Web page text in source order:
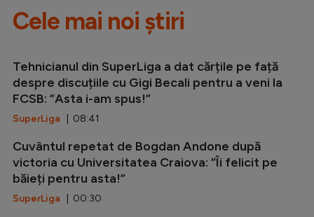
Cele mai noi știri
Tehnicianul din SuperLiga a dat cărțile pe față
despre discuțiile cu Gigi Becali pentru a veni la
FCSB: ”Asta i-am spus!”
SuperLiga | 08:41
Cuvântul repetat de Bogdan Andone după
victoria cu Universitatea Craiova: ”Îi felicit pe
băieți pentru asta!”
SuperLiga | 00:30